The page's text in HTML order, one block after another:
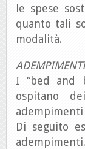
le spese
quanto tali
modalità.
I “bed and
ospitano
Di seguito
adempimenti.